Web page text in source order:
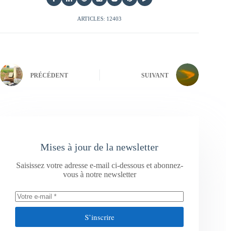
ARTICLES: 12403
PRÉCÉDENT SUIVANT
Mises à jour de la newsletter
Saisissez votre adresse e-mail ci-dessous et abonnez-
vous à notre newsletter
S’inscrire